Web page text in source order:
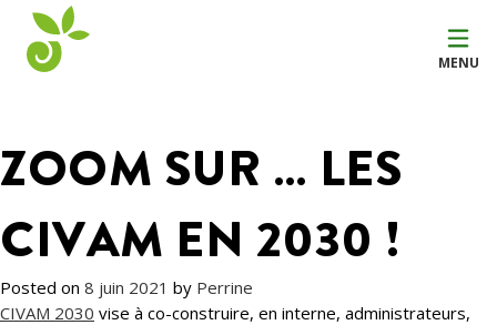
MENU
ZOOM SUR … LES
CIVAM EN 2030 !
Posted on 8 juin 2021 by Perrine
CIVAM 2030 vise à co-construire, en interne, administrateurs,